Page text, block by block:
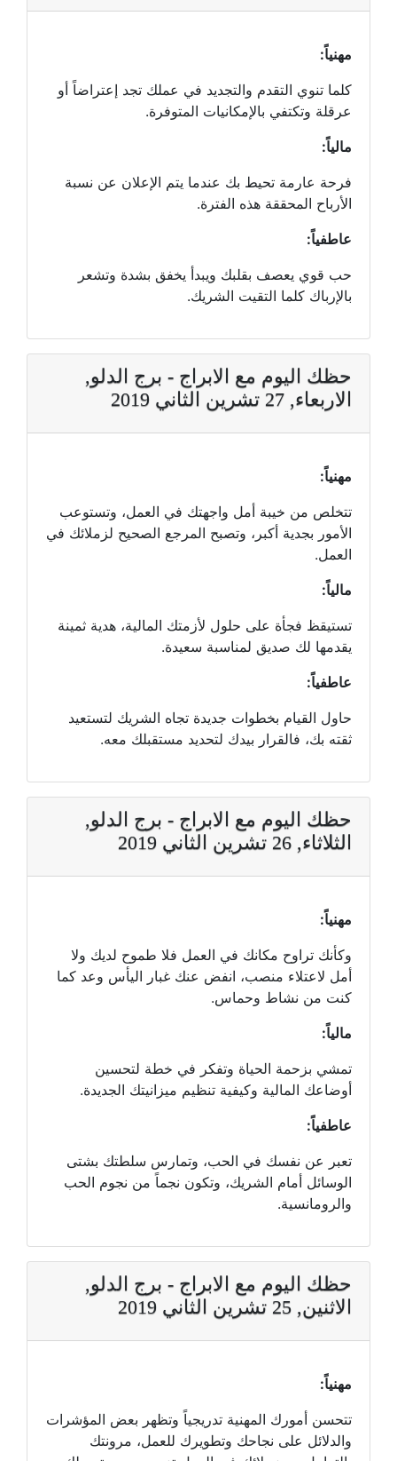
مهنياً:
كلما تنوي التقدم والتجديد في عملك تجد إعتراضاً أو
عرقلة وتكتفي بالإمكانيات المتوفرة.
مالياً:
فرحة عارمة تحيط بك عندما يتم الإعلان عن نسبة
الأرباح المحققة هذه الفترة.
عاطفياً:
حب قوي يعصف بقلبك ويبدأ يخفق بشدة وتشعر
بالإرباك كلما التقيت الشريك.
حظك اليوم مع الابراج - برج الدلو,
الاربعاء, 27 تشرين الثاني 2019
مهنياً:
تتخلص من خيبة أمل واجهتك في العمل، وتستوعب
الأمور بجدية أكبر، وتصبح المرجع الصحيح لزملائك في
العمل.
مالياً:
تستيقظ فجأة على حلول لأزمتك المالية، هدية ثمينة
يقدمها لك صديق لمناسبة سعيدة.
عاطفياً:
حاول القيام بخطوات جديدة تجاه الشريك لتستعيد
ثقته بك، فالقرار بيدك لتحديد مستقبلك معه.
حظك اليوم مع الابراج - برج الدلو,
الثلاثاء, 26 تشرين الثاني 2019
مهنياً:
وكأنك تراوح مكانك في العمل فلا طموح لديك ولا
أمل لاعتلاء منصب، انفض عنك غبار اليأس وعد كما
كنت من نشاط وحماس.
مالياً:
تمشي بزحمة الحياة وتفكر في خطة لتحسين
أوضاعك المالية وكيفية تنظيم ميزانيتك الجديدة.
عاطفياً:
تعبر عن نفسك في الحب، وتمارس سلطتك بشتى
الوسائل أمام الشريك، وتكون نجماً من نجوم الحب
والرومانسية.
حظك اليوم مع الابراج - برج الدلو,
الاثنين, 25 تشرين الثاني 2019
مهنياً:
تتحسن أمورك المهنية تدريجياً وتظهر بعض المؤشرات
والدلائل على نجاحك وتطويرك للعمل، مرونتك